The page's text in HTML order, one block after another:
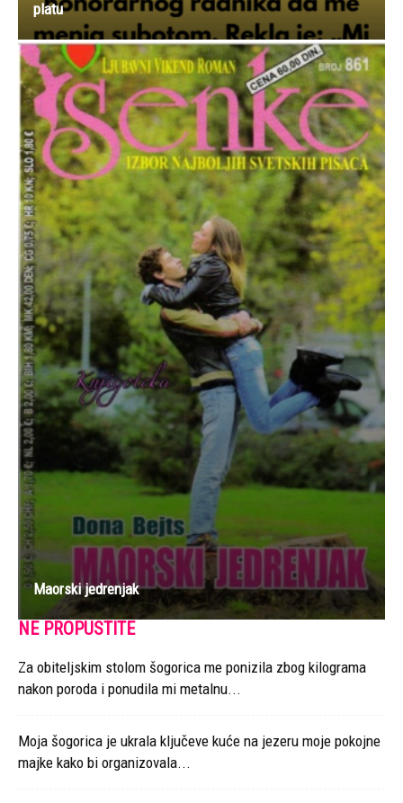
platu
Maorski jedrenjak
NE PROPUSTITE
Za obiteljskim stolom šogorica me ponizila zbog kilograma
nakon poroda i ponudila mi metalnu...
Moja šogorica je ukrala ključeve kuće na jezeru moje pokojne
majke kako bi organizovala...